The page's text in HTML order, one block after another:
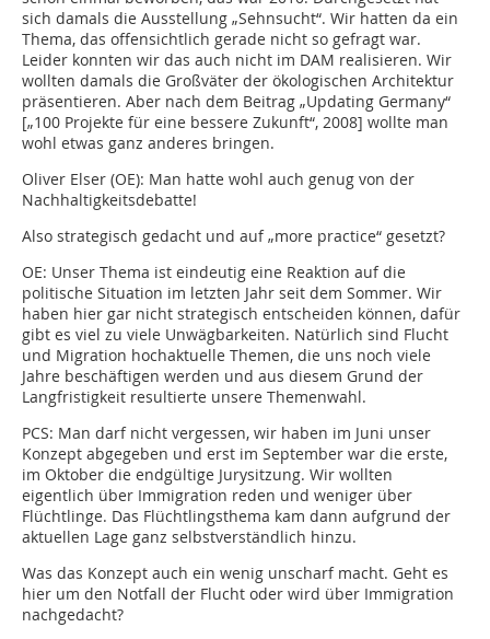
sich damals die Ausstellung „Sehnsucht“. Wir hatten da ein
Thema, das offensichtlich gerade nicht so gefragt war.
Leider konnten wir das auch nicht im DAM realisieren. Wir
wollten damals die Großväter der ökologischen Architektur
präsentieren. Aber nach dem Beitrag „Updating Germany“
[„100 Projekte für eine bessere Zukunft“, 2008] wollte man
wohl etwas ganz anderes bringen.
Oliver Elser (OE): Man hatte wohl auch genug von der
Nachhaltigkeitsdebatte!
Also strategisch gedacht und auf „more practice“ gesetzt?
OE: Unser Thema ist eindeutig eine Reaktion auf die
politische Situation im letzten Jahr seit dem Sommer. Wir
haben hier gar nicht strategisch entscheiden können, dafür
gibt es viel zu viele Unwägbarkeiten. Natürlich sind Flucht
und Migration hochaktuelle Themen, die uns noch viele
Jahre beschäftigen werden und aus diesem Grund der
Langfristigkeit resultierte unsere Themenwahl.
PCS: Man darf nicht vergessen, wir haben im Juni unser
Konzept abgegeben und erst im September war die erste,
im Oktober die endgültige Jurysitzung. Wir wollten
eigentlich über Immigration reden und weniger über
Flüchtlinge. Das Flüchtlingsthema kam dann aufgrund der
aktuellen Lage ganz selbstverständlich hinzu.
Was das Konzept auch ein wenig unscharf macht. Geht es
hier um den Notfall der Flucht oder wird über Immigration
nachgedacht?